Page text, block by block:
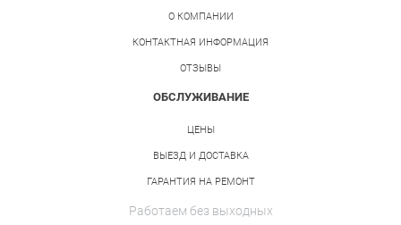
О КОМПАНИИ
КОНТАКТНАЯ ИНФОРМАЦИЯ
ОТЗЫВЫ
ОБСЛУЖИВАНИЕ
ЦЕНЫ
ВЫЕЗД И ДОСТАВКА
ГАРАНТИЯ НА РЕМОНТ
Работаем без выходных